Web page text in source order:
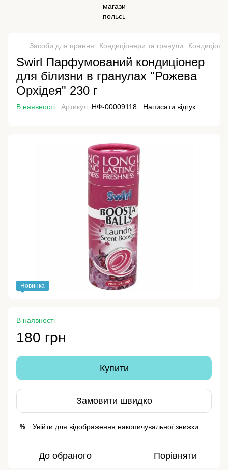
Засоби для прання Кондиціонери та гранули
Swirl Парфумований кондиціонер
для білизни в гранулах "Рожева
Орхідея" 230 г
В наявності Артикул: НФ-00009118 Написати відгук
Новинка
В наявності
180 грн
Купити
Замовити швидко
% Увійти для відображення накопичувальної знижки
До обраного Порівняти